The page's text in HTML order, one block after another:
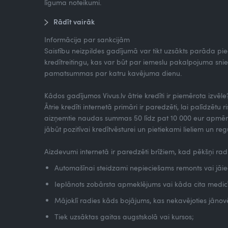
līguma noteikumi.
Rādīt vairāk
Informācija par sankcijām
Saistību neizpildes gadījumā var tikt uzsākts parāda
kredītreitingu, kas var būt par iemeslu pakalpojuma
pamatsummas par katru kavējuma dienu.
Kādos gadījumos Vivus.lv ātrie kredīti ir piemērota
Ātrie kredīti internetā primāri ir paredzēti, lai palīdzētu
aizņemtie naudas summas 50 līdz pat 10 000 eur
jābūt pozitīvai kredītvēsturei un pietiekami lieliem un
Aizdevumi internetā ir paredzēti brīžiem, kad pēkšņi
Automašīnai steidzami nepieciešams remonts vai
Ieplānots zobārsta apmeklējums vai kāda cita
Mājoklī radies kāds bojājums, kas nekavējoties
Tiek uzsāktas gaitas augstskolā vai kursos;